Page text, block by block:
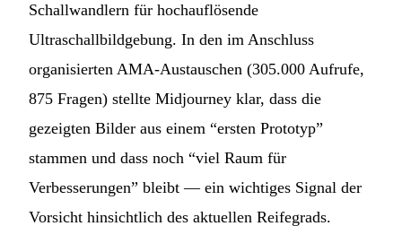
Schallwandlern für hochauflösende
Ultraschallbildgebung. In den im Anschluss
organisierten AMA-Austauschen (305.000 Aufrufe,
875 Fragen) stellte Midjourney klar, dass die
gezeigten Bilder aus einem “ersten Prototyp”
stammen und dass noch “viel Raum für
Verbesserungen” bleibt — ein wichtiges Signal der
Vorsicht hinsichtlich des aktuellen Reifegrads.